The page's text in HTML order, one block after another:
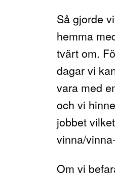
Så gjorde
hemma
tvärt om.
dagar vi
vara med
och vi
jobbet
vinna/
Om vi